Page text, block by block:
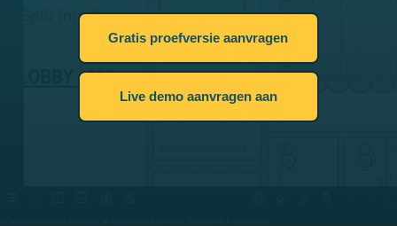
Gratis proefversie aanvragen
Live demo aanvragen aan